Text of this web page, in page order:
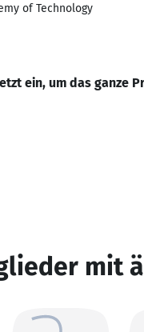
of Technology
ein, um das ganze
mit